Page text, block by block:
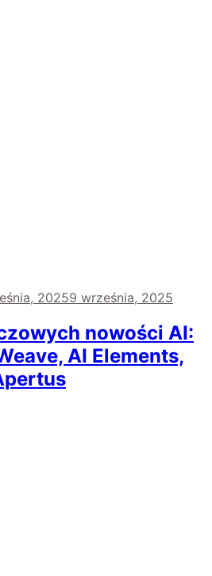
20259 września, 2025
nowości AI:
AI Elements,